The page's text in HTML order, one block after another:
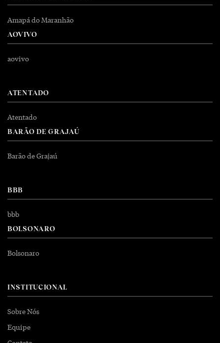
Amapá do Maranhão
AOVIVO
aovivo
ATENTADO
Atentado
BARÃO DE GRAJAÚ
Barão de Grajaú
BBB
bbb
BOLSONARO
Bolsonaro
INSTITUCIONAL
Sobre Nós
Equipe